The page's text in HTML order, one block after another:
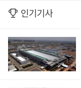
인기기사